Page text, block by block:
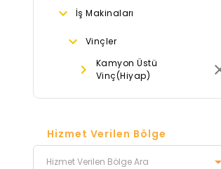
İş Makinaları
Vinçler
Kamyon Üstü
Vinç(Hiyap)
Hizmet Verilen Bölge